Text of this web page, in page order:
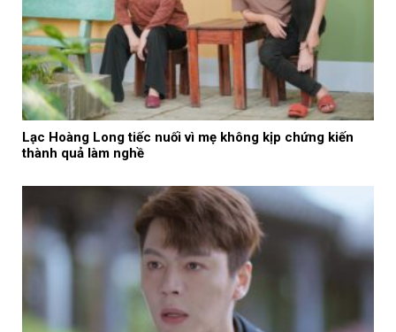
Lạc Hoàng Long tiếc nuối vì mẹ không kịp chứng kiến
thành quả làm nghề